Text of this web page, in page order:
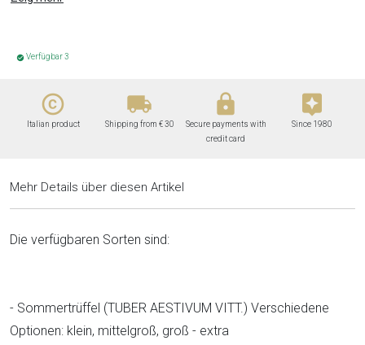
check_circle Verfügbar 3
copyright
Italian product
local_shipping
Shipping from € 30
lock
Secure payments with
credit card
assistant
Since 1980
Mehr Details über diesen Artikel
Die verfügbaren Sorten sind:
- Sommertrüffel (TUBER AESTIVUM VITT.) Verschiedene
Optionen: klein, mittelgroß, groß - extra